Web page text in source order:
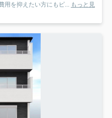
用を抑えたい方にもピ... もっと見